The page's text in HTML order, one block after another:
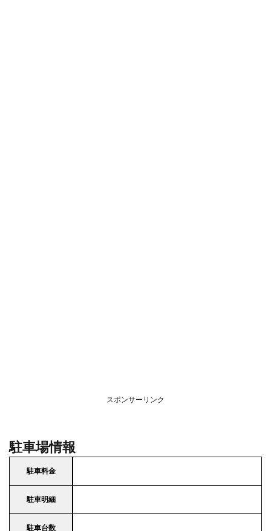
スポンサーリンク
駐車場情報
駐車料金
駐車明細
駐車台数